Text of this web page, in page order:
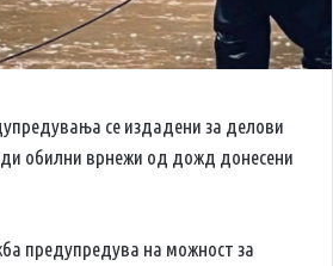
се издадени за делови
обилни врнежи од дожд донесени
предупредува на можност за